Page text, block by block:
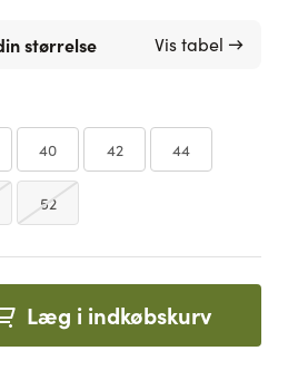
størrelse Vis tabel →
40 42 44
52
Læg i indkøbskurv